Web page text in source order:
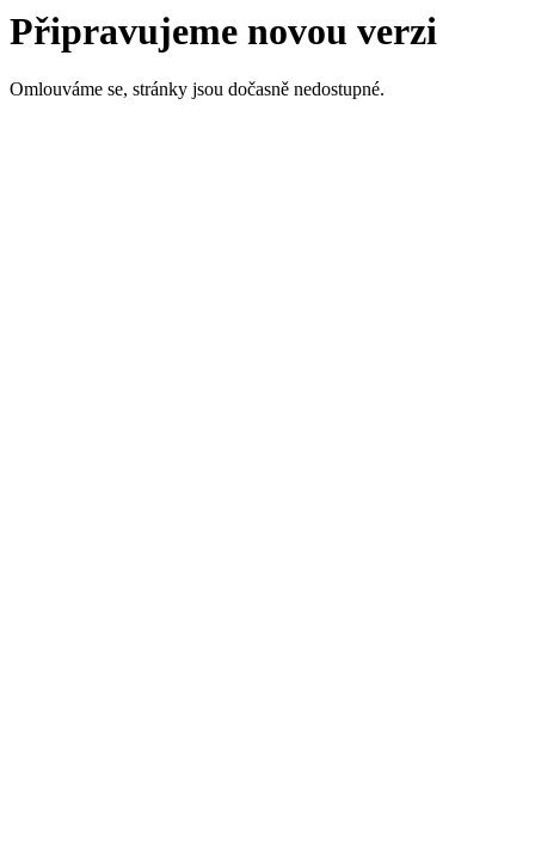
Připravujeme novou verzi
Omlouváme se, stránky jsou dočasně nedostupné.